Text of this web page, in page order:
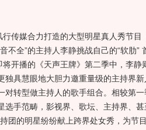
媒合力打造的大型明星真人秀节目
不全”的主持人李静挑战自己的“软肋”
将开播的《天声王牌》第二季中，李静
具慧眼地大胆力邀重量级的主持界新
对转型做主持人的歌手组合。相较第
选手范畴，影视界、歌坛、主持界、
团的明星纷纷献上跨界处女秀，为节